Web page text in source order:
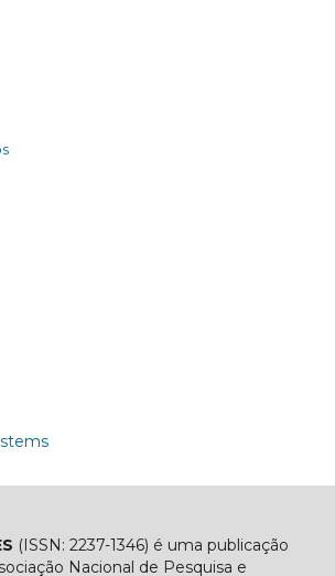
(ISSN: 2237-1346) é uma publicação
Nacional de Pesquisa e